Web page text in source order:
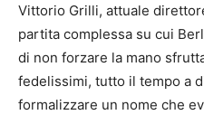
Vittorio Grilli, attuale
partita complessa su cui
di non forzare la mano
fedelissimi, tutto il tempo a
formalizzare un nome che